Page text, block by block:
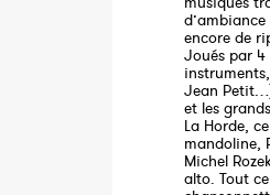
encore de
Joués par 4
Jean
et les
La Horde,
mandoline,
Michel
alto. Tout